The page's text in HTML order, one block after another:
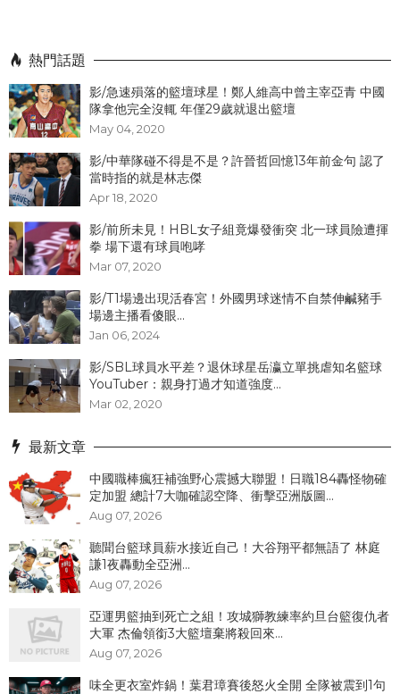
熱門話題
影/急速殞落的籃壇球星！鄭人維高中曾主宰亞青 中國
隊拿他完全沒輒 年僅29歲就退出籃壇
May 04, 2020
影/中華隊碰不得是不是？許晉哲回憶13年前金句 認了
當時指的就是林志傑
Apr 18, 2020
影/前所未見！HBL女子組竟爆發衝突 北一球員險遭揮
拳 場下還有球員咆哮
Mar 07, 2020
影/T1場邊出現活春宮！外國男球迷情不自禁伸鹹豬手
場邊主播看傻眼...
Jan 06, 2024
影/SBL球員水平差？退休球星岳瀛立單挑虐知名籃球
YouTuber：親身打過才知道強度...
Mar 02, 2020
最新文章
中國職棒瘋狂補強野心震撼大聯盟！日職184轟怪物確
定加盟 總計7大咖確認空降、衝擊亞洲版圖...
Aug 07, 2026
聽聞台籃球員薪水接近自己！大谷翔平都無語了 林庭
謙1夜轟動全亞洲...
Aug 07, 2026
亞運男籃抽到死亡之組！攻城獅教練率約旦台籃復仇者
大軍 杰倫領銜3大籃壇棄將殺回來...
Aug 07, 2026
味全更衣室炸鍋！葉君璋賽後怒火全開 全隊被震到1句